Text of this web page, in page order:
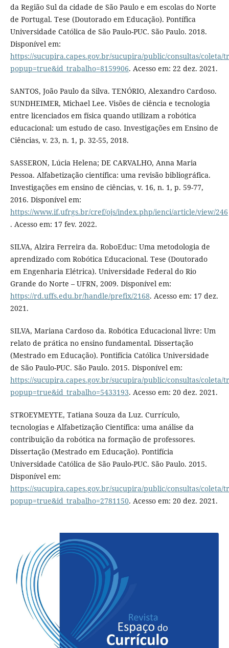
da Região Sul da cidade de São Paulo e em escolas do Norte
de Portugal. Tese (Doutorado em Educação). Pontífica
Universidade Católica de São Paulo-PUC. São Paulo. 2018.
Disponível em:
https://sucupira.capes.gov.br/sucupira/public/consultas/coleta/
popup=true&id_trabalho=8159906. Acesso em: 22 dez. 2021.
SANTOS, João Paulo da Silva. TENÓRIO, Alexandro Cardoso.
SUNDHEIMER, Michael Lee. Visões de ciência e tecnologia
entre licenciados em física quando utilizam a robótica
educacional: um estudo de caso. Investigações em Ensino de
Ciências, v. 23, n. 1, p. 32-55, 2018.
SASSERON, Lúcia Helena; DE CARVALHO, Anna Maria
Pessoa. Alfabetização científica: uma revisão bibliográfica.
Investigações em ensino de ciências, v. 16, n. 1, p. 59-77,
2016. Disponível em:
https://www.if.ufrgs.br/cref/ojs/index.php/ienci/article/view/246
. Acesso em: 17 fev. 2022.
SILVA, Alzira Ferreira da. RoboEduc: Uma metodologia de
aprendizado com Robótica Educacional. Tese (Doutorado
em Engenharia Elétrica). Universidade Federal do Rio
Grande do Norte – UFRN, 2009. Disponível em:
https://rd.uffs.edu.br/handle/prefix/2168. Acesso em: 17 dez.
2021.
SILVA, Mariana Cardoso da. Robótica Educacional livre: Um
relato de prática no ensino fundamental. Dissertação
(Mestrado em Educação). Pontifícia Católica Universidade
de São Paulo-PUC. São Paulo. 2015. Disponível em:
https://sucupira.capes.gov.br/sucupira/public/consultas/coleta/
popup=true&id_trabalho=5433193. Acesso em: 20 dez. 2021.
STROEYMEYTE, Tatiana Souza da Luz. Currículo,
tecnologias e Alfabetização Científica: uma análise da
contribuição da robótica na formação de professores.
Dissertação (Mestrado em Educação). Pontifícia
Universidade Católica de São Paulo-PUC. São Paulo. 2015.
Disponível em:
https://sucupira.capes.gov.br/sucupira/public/consultas/coleta/
popup=true&id_trabalho=2781150. Acesso em: 20 dez. 2021.